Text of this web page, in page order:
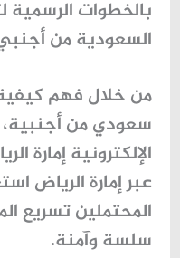
بالخطوات
السعودية من
من خلال فهم
سعودي من أجنبية،
الإلكترونية إمارة
عبر إمارة الرياض
المحتملين تسريع
سلسة وآمنة.